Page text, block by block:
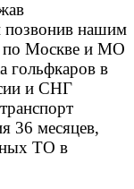
нашим
по Москве и МО
гольфкаров в
и СНГ
36 месяцев,
ТО в